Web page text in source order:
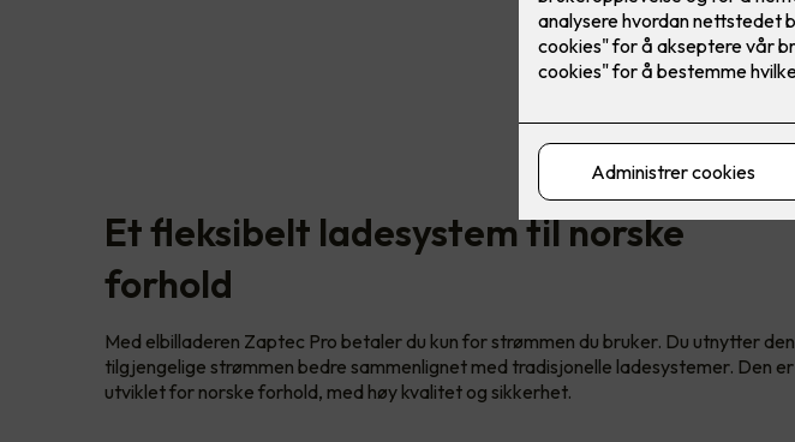
Et fleksibelt ladesystem til norske
forhold
Med elbilladeren Zaptec Pro betaler du kun for strømmen du bruker. Du utnytter den
tilgjengelige strømmen bedre sammenlignet med tradisjonelle ladesystemer. Den er
utviklet for norske forhold, med høy kvalitet og sikkerhet.